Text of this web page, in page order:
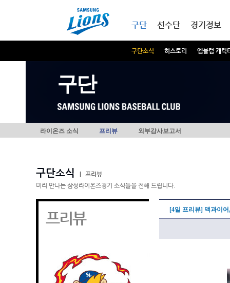
구단
구단소식 히스토리 엠블럼 캐릭
선수단 경기정보
구단
라이온즈 소식 프리뷰 외부감사보고서
구단소식
프리뷰
미리 만나는 삼성라이온즈경기 소식들을 전해 드립니다.
프리뷰 [4일 프리뷰] 맥과이